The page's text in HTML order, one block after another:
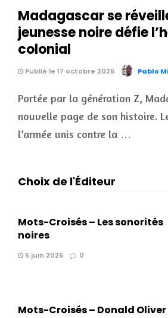
Madagascar se
jeunesse noire défie
colonial
Publié le 17 octobre 2025 Pablo
Portée par la génération Z,
nouvelle page de son histoire.
l’armée unis contre la …
Choix de l'Éditeur
Mots-Croisés – Les sonorités
noires
5 juin 2026 0
Mots-Croisés – Donald Oliver